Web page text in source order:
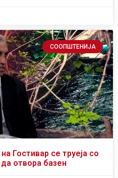
СООПШТЕНИЈА
Гостивар се труеја со
отвора базен